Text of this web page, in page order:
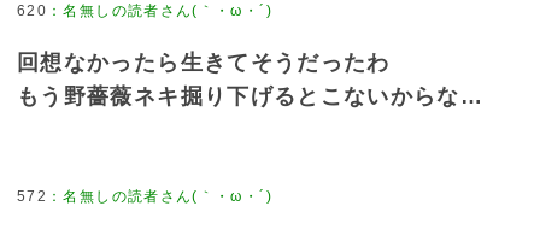
620 ：名無しの読者さん(｀・ω・´)
回想なかったら生きてそうだったわ
もう野薔薇ネキ掘り下げるとこないからな…
572 ：名無しの読者さん(｀・ω・´)